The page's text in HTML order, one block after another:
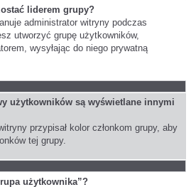
liderem grupy?
administrator witryny podczas
utworzyć grupę użytkowników,
wysyłając do niego prywatną
użytkowników są wyświetlane innymi
przypisał kolor członkom grupy, aby
tej grupy.
użytkownika”?